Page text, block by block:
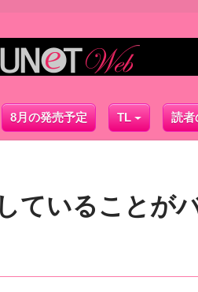
8月の発売予定 TL 読者
ていることが